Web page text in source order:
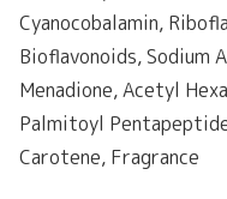
Cyanocobalamin,
Bioflavonoids, Sodium
Menadione, Acetyl
Palmitoyl
Carotene, Fragrance